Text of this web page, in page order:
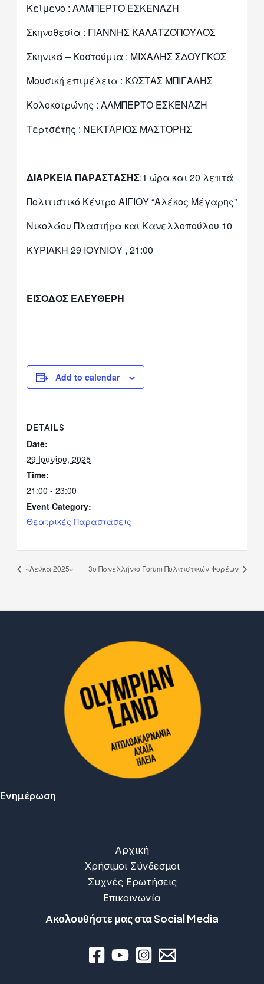
Κείμενο : ΑΛΜΠΕΡΤΟ ΕΣΚΕΝΑΖΗ
Σκηνοθεσία : ΓΙΑΝΝΗΣ ΚΑΛΑΤΖΟΠΟΥΛΟΣ
Σκηνικά – Κοστούμια : ΜΙΧΑΛΗΣ ΣΔΟΥΓΚΟΣ
Μουσική επιμέλεια : ΚΩΣΤΑΣ ΜΠΙΓΑΛΗΣ
Κολοκοτρώνης : ΑΛΜΠΕΡΤΟ ΕΣΚΕΝΑΖΗ
Τερτσέτης : ΝΕΚΤΑΡΙΟΣ ΜΑΣΤΟΡΗΣ
ΔΙΑΡΚΕΙΑ ΠΑΡΑΣΤΑΣΗΣ:1 ώρα και 20 λεπτά
Πολιτιστικό Κέντρο ΑΙΓΙΟΥ “Αλέκος Μέγαρης”
Νικολάου Πλαστήρα και Κανελλοπούλου 10
ΚΥΡΙΑΚΗ 29 ΙΟΥΝΙΟΥ , 21:00
ΕΙΣΟΔΟΣ ΕΛΕΥΘΕΡΗ
Add to calendar
DETAILS
Date:
29 Ιουνίου, 2025
Time:
21:00 - 23:00
Event Category:
Θεατρικές Παραστάσεις
«Λεύκα 2025» 3ο Πανελλήνιο Forum Πολιτιστικών Φορέων
Ενημέρωση
Αρχική
Χρήσιμοι Σύνδεσμοι
Συχνές Ερωτήσεις
Επικοινωνία
Ακολουθήστε μας στα Social Media